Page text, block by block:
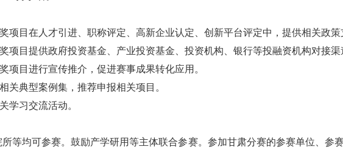
项目在人才引进、职称评定、高新企业认定、创新平台评定中，提供相关政策
项目提供政府投资基金、产业投资基金、投资机构、银行等投融资机构对接渠
项目进行宣传推介，促进赛事成果转化应用。
关典型案例集，推荐申报相关项目。
学习交流活动。
等均可参赛。鼓励产学研用等主体联合参赛。参加甘肃分赛的参赛单位、参